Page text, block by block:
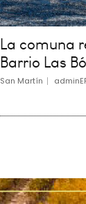
La comuna
Barrio Las
San Martín